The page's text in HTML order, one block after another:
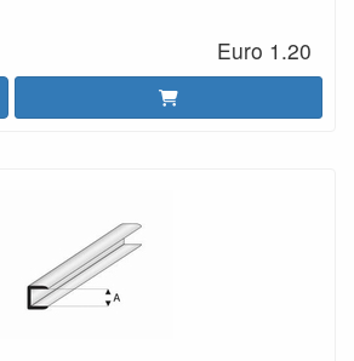
Euro 1.20